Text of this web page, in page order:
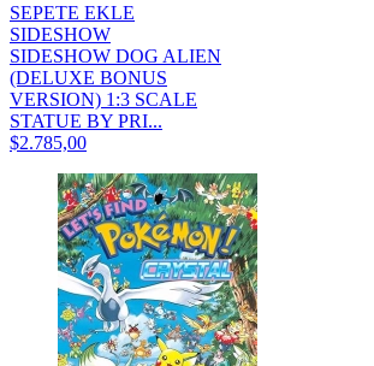
SEPETE EKLE
SIDESHOW
SIDESHOW DOG ALIEN
(DELUXE BONUS
VERSION) 1:3 SCALE
STATUE BY PRI...
$2.785,00